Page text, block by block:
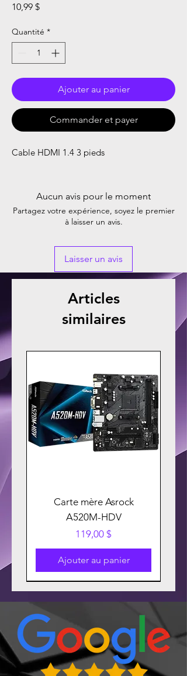
10,99 $Prix
Quantité *
Ajouter au panier
Commander et payer
Cable HDMI 1.4 3 pieds
Aucun avis pour le moment
Partagez votre expérience, soyez le premier
à laisser un avis.
Laisser un avis
Articles
similaires
Carte mère Asrock
A520M-HDV
Prix
119,00 $
Ajouter au panier